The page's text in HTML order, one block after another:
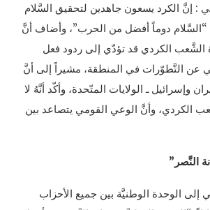
: إنَّ الكرد يسعون جاهدين لتحقيق السَّلام
“السَّلام دوماً أفضل من الحرب”، وأضاف أنَّ
الشَّعب الكردي قد تؤدّي إلى ردود فعل
عن التَّطوّرات في المنطقة، مشيراً إلى أنَّ
وإسرائيل ـ الولايات المتّحدة، وأكّد أنَّهُ لا
الكردي، وأنَّ الوعي القومي يتصاعد بين
النَّصر”
إلى الوحدة الوطنيَّة بين جميع الأحزاب